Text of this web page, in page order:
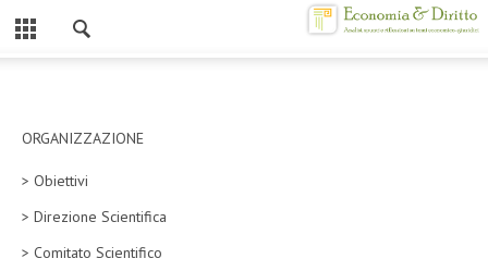
CHI SIAMO
MISSION
CONTATTI
ORGANIZZAZIONE
> Obiettivi
> Direzione Scientifica
> Comitato Scientifico